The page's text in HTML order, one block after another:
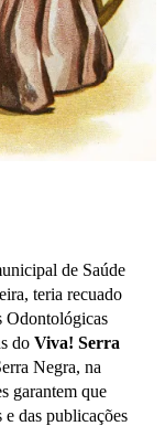
de Saúde
teria recuado
Odontológicas
do Viva! Serra
Negra, na
garantem que
e das publicações